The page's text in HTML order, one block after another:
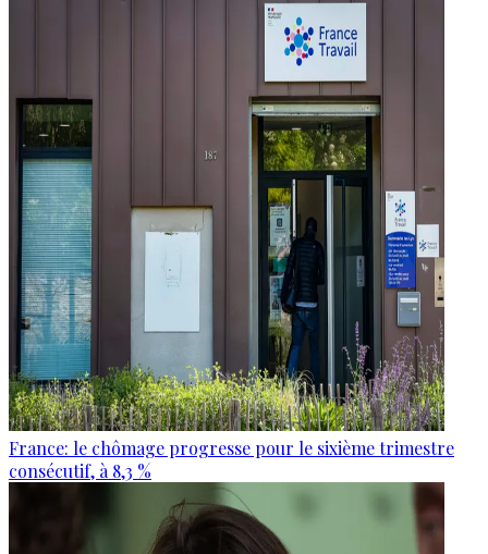
France: le chômage progresse pour le sixième trimestre
consécutif, à 8,3 %